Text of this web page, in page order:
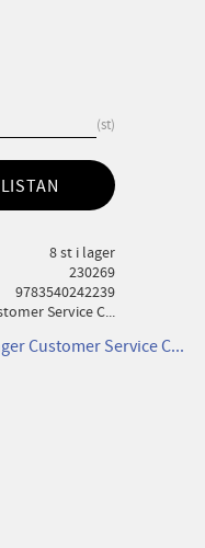
st
8 st i lager
230269
9783540242239
Service C...
Customer Service C...